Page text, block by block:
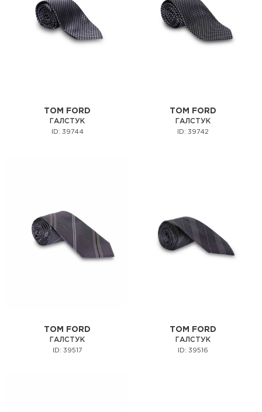
TOM FORD
ГАЛСТУК
ID: 39744
TOM FORD
ГАЛСТУК
ID: 39742
TOM FORD
ГАЛСТУК
ID: 39517
TOM FORD
ГАЛСТУК
ID: 39516